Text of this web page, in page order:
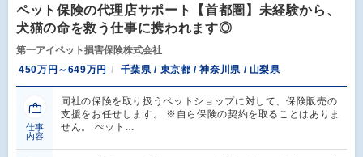
ペット保険の代理店サポート【首都圏】未経験から、
犬猫の命を救う仕事に携われます◎
第一アイペット損害保険株式会社
450万円～649万円
千葉県 / 東京都 / 神奈川県 / 山梨県
仕事
内容
同社の保険を取り扱うペットショップに対して、保険販売の
支援をお任せします。 ※自ら保険の契約を取ることはありま
せん。 ぺット…